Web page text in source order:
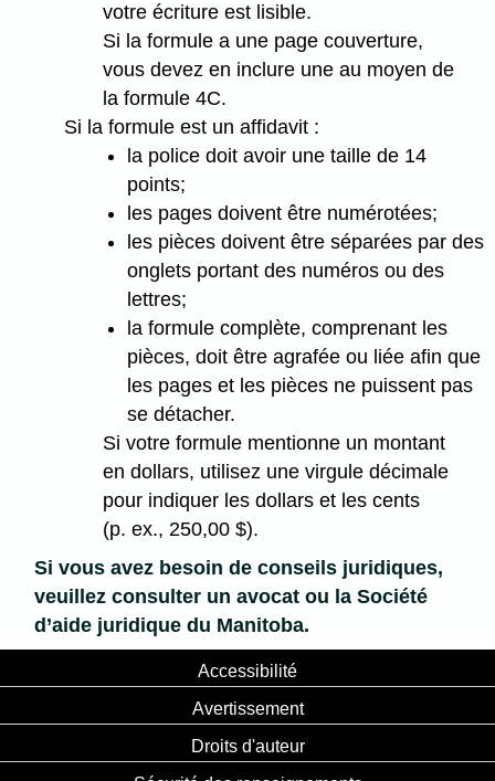
votre écriture est lisible.
Si la formule a une page couverture,
vous devez en inclure une au moyen de
la formule 4C.
Si la formule est un affidavit :
la police doit avoir une taille de 14
points;
les pages doivent être numérotées;
les pièces doivent être séparées par des
onglets portant des numéros ou des
lettres;
la formule complète, comprenant les
pièces, doit être agrafée ou liée afin que
les pages et les pièces ne puissent pas
se détacher.
Si votre formule mentionne un montant
en dollars, utilisez une virgule décimale
pour indiquer les dollars et les cents
(p. ex., 250,00 $).
Si vous avez besoin de conseils juridiques,
veuillez consulter un avocat ou la Société
d’aide juridique du Manitoba.
Accessibilité
Avertissement
Droits d'auteur